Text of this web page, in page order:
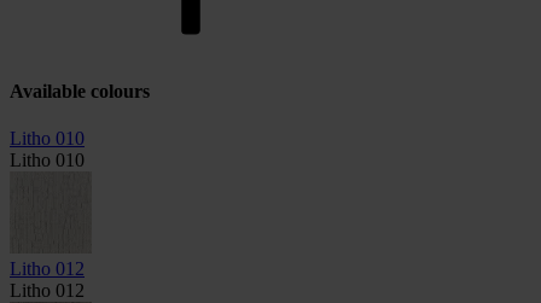
Available colours
Litho 010
Litho 010
Litho 012
Litho 012